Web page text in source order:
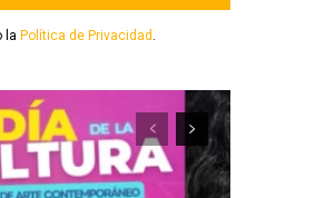
la Política de Privacidad .